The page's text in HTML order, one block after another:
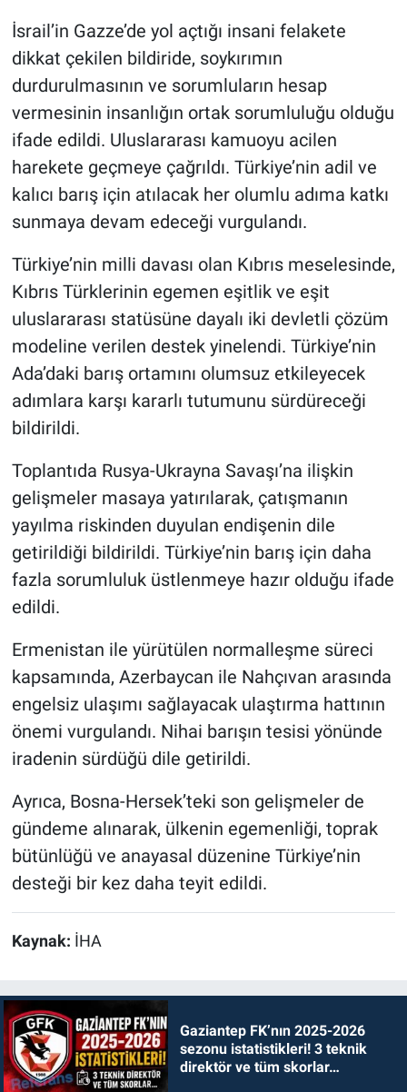
İsrail’in Gazze’de yol açtığı insani felakete
dikkat çekilen bildiride, soykırımın
durdurulmasının ve sorumluların hesap
vermesinin insanlığın ortak sorumluluğu olduğu
ifade edildi. Uluslararası kamuoyu acilen
harekete geçmeye çağrıldı. Türkiye’nin adil ve
kalıcı barış için atılacak her olumlu adıma katkı
sunmaya devam edeceği vurgulandı.
Türkiye’nin milli davası olan Kıbrıs meselesinde,
Kıbrıs Türklerinin egemen eşitlik ve eşit
uluslararası statüsüne dayalı iki devletli çözüm
modeline verilen destek yinelendi. Türkiye’nin
Ada’daki barış ortamını olumsuz etkileyecek
adımlara karşı kararlı tutumunu sürdüreceği
bildirildi.
Toplantıda Rusya-Ukrayna Savaşı’na ilişkin
gelişmeler masaya yatırılarak, çatışmanın
yayılma riskinden duyulan endişenin dile
getirildiği bildirildi. Türkiye’nin barış için daha
fazla sorumluluk üstlenmeye hazır olduğu ifade
edildi.
Ermenistan ile yürütülen normalleşme süreci
kapsamında, Azerbaycan ile Nahçıvan arasında
engelsiz ulaşımı sağlayacak ulaştırma hattının
önemi vurgulandı. Nihai barışın tesisi yönünde
iradenin sürdüğü dile getirildi.
Ayrıca, Bosna-Hersek’teki son gelişmeler de
gündeme alınarak, ülkenin egemenliği, toprak
bütünlüğü ve anayasal düzenine Türkiye’nin
desteği bir kez daha teyit edildi.
Kaynak: İHA
Gaziantep FK’nın 2025-2026
sezonu istatistikleri! 3 teknik
direktör ve tüm skorlar…